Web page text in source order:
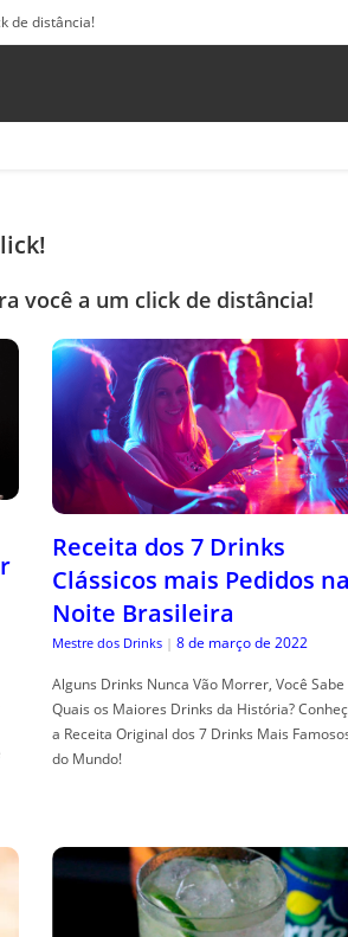
de distância!
você a um click de distância!
Receita dos 7 Drinks
Clássicos mais Pedidos
Noite Brasileira
Mestre dos Drinks | 8 de março de 2022
Alguns Drinks Nunca Vão Morrer, Você Sabe
Quais os Maiores Drinks da História?
a Receita Original dos 7 Drinks Mais
do Mundo!